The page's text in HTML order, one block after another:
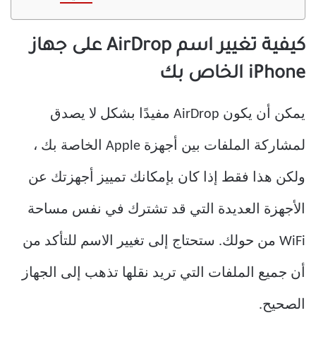
كيفية تغيير اسم AirDrop على جهاز
iPhone الخاص بك
يمكن أن يكون AirDrop مفيدًا بشكل لا يصدق
لمشاركة الملفات بين أجهزة Apple الخاصة بك ،
ولكن هذا فقط إذا كان بإمكانك تمييز أجهزتك عن
الأجهزة العديدة التي قد تشترك في نفس مساحة
WiFi من حولك. ستحتاج إلى تغيير الاسم للتأكد من
أن جميع الملفات التي تريد نقلها تذهب إلى الجهاز
الصحيح.